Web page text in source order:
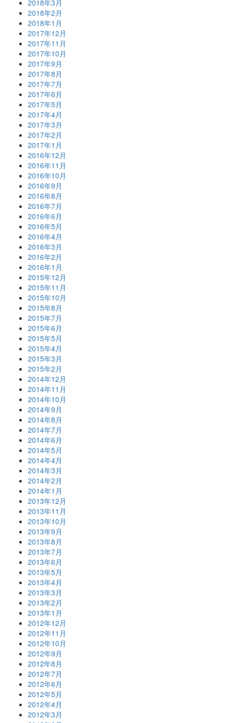
2018年3月
2018年2月
2018年1月
2017年12月
2017年11月
2017年10月
2017年9月
2017年8月
2017年7月
2017年6月
2017年5月
2017年4月
2017年3月
2017年2月
2017年1月
2016年12月
2016年11月
2016年10月
2016年9月
2016年8月
2016年7月
2016年6月
2016年5月
2016年4月
2016年3月
2016年2月
2016年1月
2015年12月
2015年11月
2015年10月
2015年8月
2015年7月
2015年6月
2015年5月
2015年4月
2015年3月
2015年2月
2014年12月
2014年11月
2014年10月
2014年9月
2014年8月
2014年7月
2014年6月
2014年5月
2014年4月
2014年3月
2014年2月
2014年1月
2013年12月
2013年11月
2013年10月
2013年9月
2013年8月
2013年7月
2013年6月
2013年5月
2013年4月
2013年3月
2013年2月
2013年1月
2012年12月
2012年11月
2012年10月
2012年9月
2012年8月
2012年7月
2012年6月
2012年5月
2012年4月
2012年3月